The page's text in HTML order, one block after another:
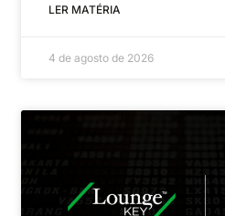
LER MATÉRIA
4 de agosto de 2026